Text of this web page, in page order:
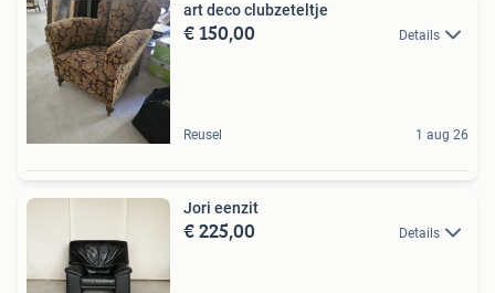
art deco clubzeteltje
€ 150,00 Details
Reusel 1 aug 26
Jori eenzit
€ 225,00 Details